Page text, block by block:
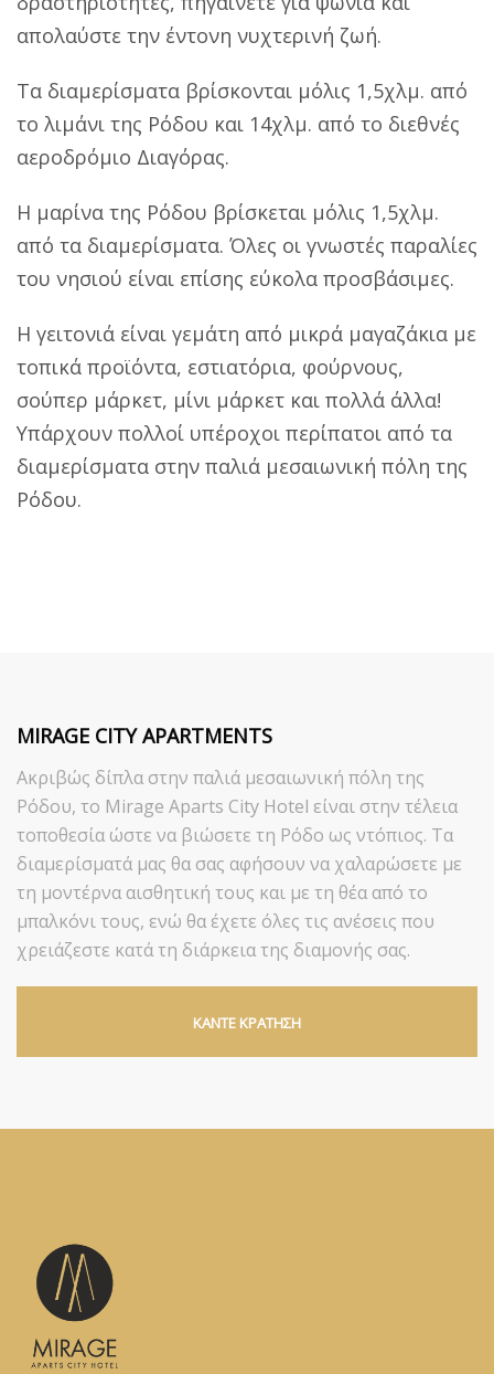
απολαύστε την έντονη νυχτερινή ζωή.
Τα διαμερίσματα βρίσκονται μόλις 1,5χλμ. από
το λιμάνι της Ρόδου και 14χλμ. από το διεθνές
αεροδρόμιο Διαγόρας.
Η μαρίνα της Ρόδου βρίσκεται μόλις 1,5χλμ.
από τα διαμερίσματα. Όλες οι γνωστές παραλίες
του νησιού είναι επίσης εύκολα προσβάσιμες.
Η γειτονιά είναι γεμάτη από μικρά μαγαζάκια με
τοπικά προϊόντα, εστιατόρια, φούρνους,
σούπερ μάρκετ, μίνι μάρκετ και πολλά άλλα!
Υπάρχουν πολλοί υπέροχοι περίπατοι από τα
διαμερίσματα στην παλιά μεσαιωνική πόλη της
Ρόδου.
MIRAGE CITY APARTMENTS
Ακριβώς δίπλα στην παλιά μεσαιωνική πόλη της
Ρόδου, το Mirage Aparts City Hotel είναι στην τέλεια
τοποθεσία ώστε να βιώσετε τη Ρόδο ως ντόπιος. Τα
διαμερίσματά μας θα σας αφήσουν να χαλαρώσετε με
τη μοντέρνα αισθητική τους και με τη θέα από το
μπαλκόνι τους, ενώ θα έχετε όλες τις ανέσεις που
χρειάζεστε κατά τη διάρκεια της διαμονής σας.
ΚΑΝΤΕ ΚΡΑΤΗΣΗ